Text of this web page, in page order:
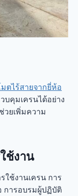
ตไร้สายจากยี่ห้อ
บคุมเครนได้อย่าง
วยเพิ่มความ
ช้งาน
ใช้งานเครน การ
การอบรมผู้ปฏิบัติ